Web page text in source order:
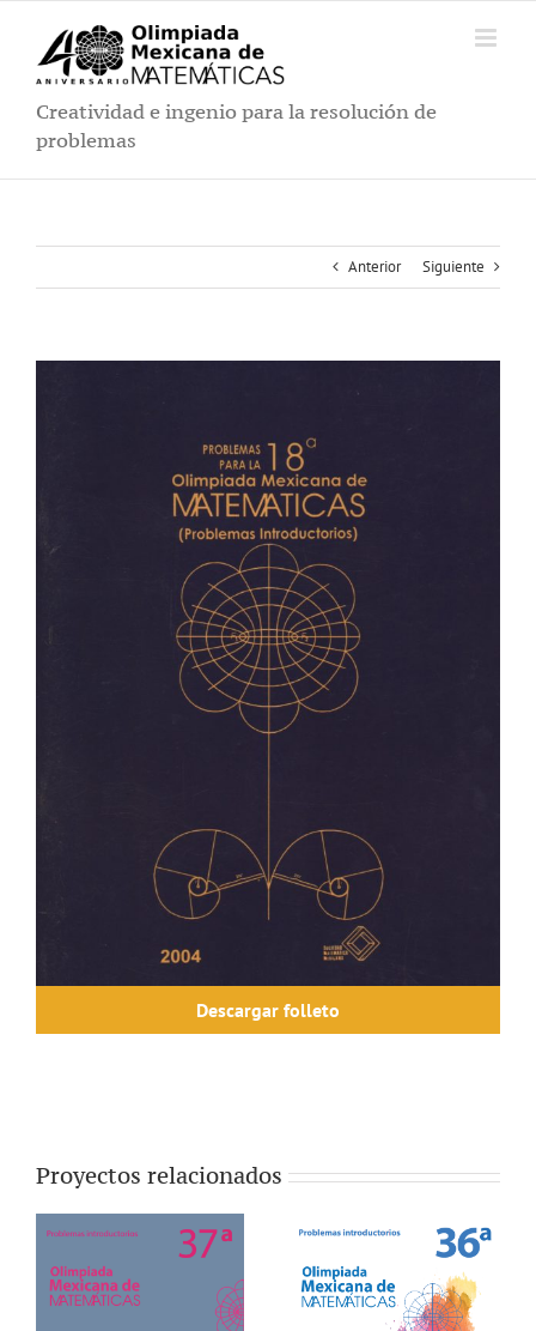
contenido
Creatividad e ingenio para la resolución de
problemas
Anterior Siguiente
Descargar folleto
Proyectos relacionados